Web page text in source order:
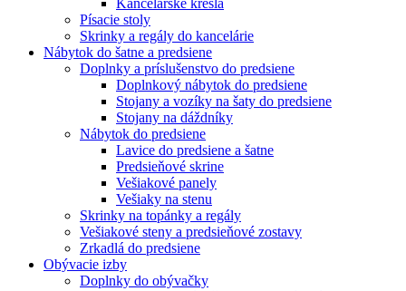
Písacie stoly
Skrinky a regály do kancelárie
Nábytok do šatne a predsiene
Doplnky a príslušenstvo do predsiene
Doplnkový nábytok do predsiene
Stojany a vozíky na šaty do predsiene
Stojany na dáždníky
Nábytok do predsiene
Lavice do predsiene a šatne
Predsieňové skrine
Vešiakové panely
Vešiaky na stenu
Skrinky na topánky a regály
Vešiakové steny a predsieňové zostavy
Zrkadlá do predsiene
Obývacie izby
Doplnky do obývačky